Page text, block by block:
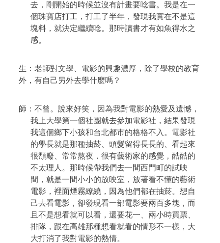
去，剛開始的時候並沒有計畫要唸書。我是在一
個珠寶店打工，打工了半年，發現我實在不是這
塊料，就決定繼續唸。那時讀書才有如魚得水之
感。
生：老師對文學、電影的興趣濃厚，除了學校的教育
外，有自己另外去學什麼嗎？
師：不曾。說來好笑，因為我對電影的熱愛及遺憾，
我上大學第一個社團就去參加電影社，結果發現
我這個鄉下小孩和台北都市的格格不入。電影社
的學長就是那種抽菸、頭髮留得長長的、看起來
很頹廢、常常熬夜，很有藝術家的感覺，酷酷的
不太理人。那時候帶我們去一間西門町的試映
間，就是一間小小的放映室，放著看不懂的藝術
電影，裡面煙霧繚繞，因為他們都在抽菸。想自
己去看電影，卻發現看一部電影要兩百多塊，而
且不是想看就可以看，還要花一、兩小時買票、
排隊，跟在高雄那種想看就看的情形不一樣，大
大打消了我對電影的熱情。